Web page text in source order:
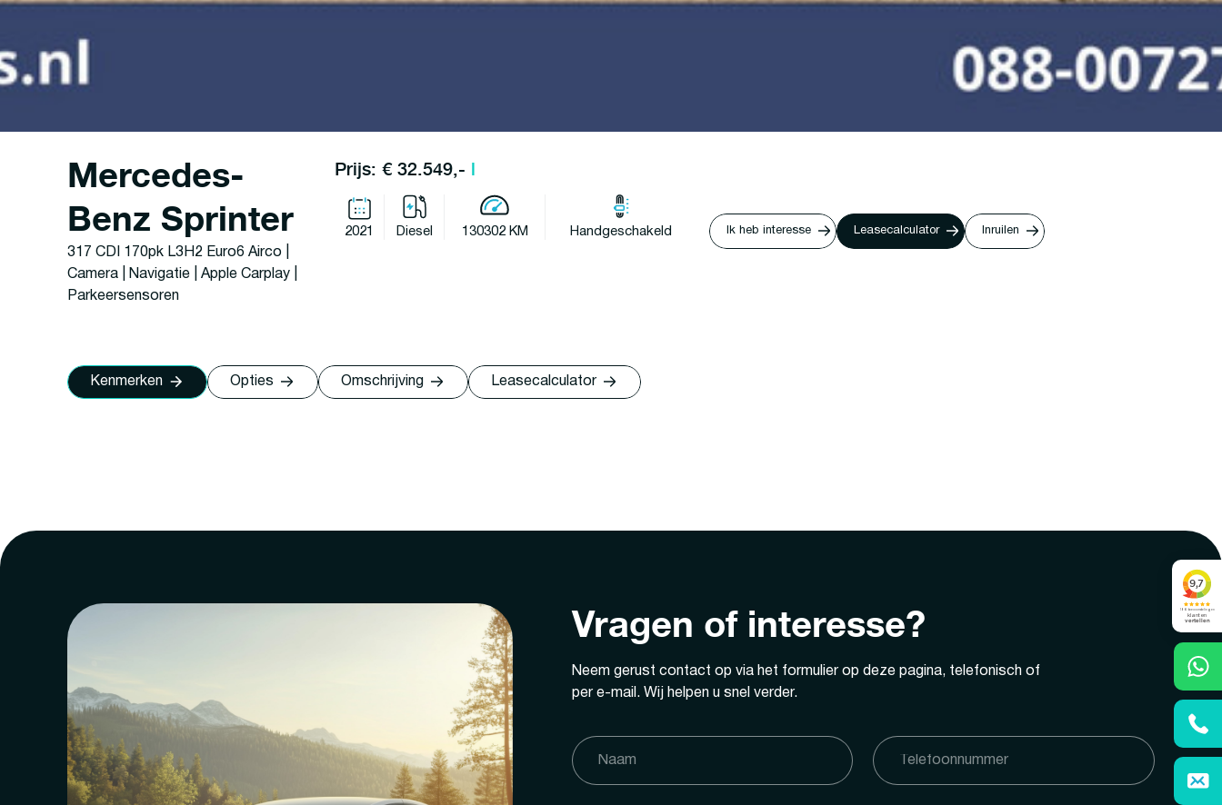
Mercedes-
Benz Sprinter
317 CDI 170pk L3H2 Euro6 Airco |
Camera | Navigatie | Apple Carplay |
Parkeersensoren
Prijs: € 32.549,- l
2021 Diesel 130302 KM Handgeschakeld Ik heb interesse Leasecalculator Inruilen
Kenmerken Opties Omschrijving Leasecalculator
Vragen of interesse?
Neem gerust contact op via het formulier op deze pagina, telefonisch of
per e-mail. Wij helpen u snel verder.